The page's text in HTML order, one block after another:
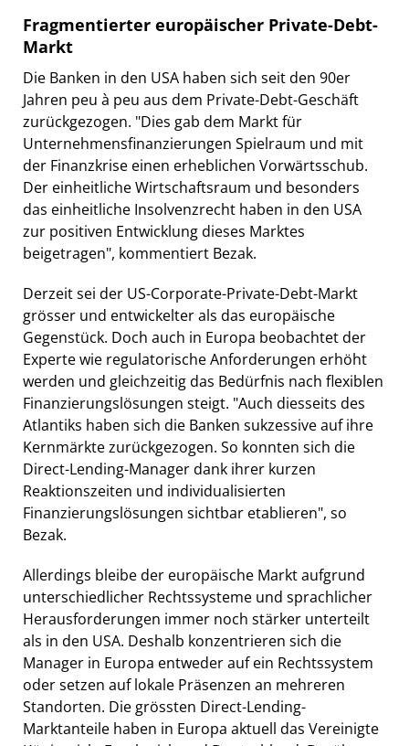
Fragmentierter europäischer Private-Debt-
Markt
Die Banken in den USA haben sich seit den 90er
Jahren peu à peu aus dem Private-Debt-Geschäft
zurückgezogen. "Dies gab dem Markt für
Unternehmensfinanzierungen Spielraum und mit
der Finanzkrise einen erheblichen Vorwärtsschub.
Der einheitliche Wirtschaftsraum und besonders
das einheitliche Insolvenzrecht haben in den USA
zur positiven Entwicklung dieses Marktes
beigetragen", kommentiert Bezak.
Derzeit sei der US-Corporate-Private-Debt-Markt
grösser und entwickelter als das europäische
Gegenstück. Doch auch in Europa beobachtet der
Experte wie regulatorische Anforderungen erhöht
werden und gleichzeitig das Bedürfnis nach flexiblen
Finanzierungslösungen steigt. "Auch diesseits des
Atlantiks haben sich die Banken sukzessive auf ihre
Kernmärkte zurückgezogen. So konnten sich die
Direct-Lending-Manager dank ihrer kurzen
Reaktionszeiten und individualisierten
Finanzierungslösungen sichtbar etablieren", so
Bezak.
Allerdings bleibe der europäische Markt aufgrund
unterschiedlicher Rechtssysteme und sprachlicher
Herausforderungen immer noch stärker unterteilt
als in den USA. Deshalb konzentrieren sich die
Manager in Europa entweder auf ein Rechtssystem
oder setzen auf lokale Präsenzen an mehreren
Standorten. Die grössten Direct-Lending-
Marktanteile haben in Europa aktuell das Vereinigte